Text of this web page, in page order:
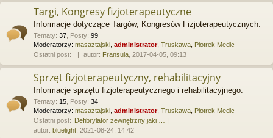
Targi, Kongresy fizjoterapeutyczne
Informacje dotyczące Targów, Kongresów Fizjoterapeutycznych.
Tematy: 37 Posty: 99
Moderatorzy: masaztajski administrator, Truskawa Piotrek Medic
Ostatni post:
autor: Fransuła , 2017-04-05, 09:13
Sprzęt fizjoterapeutyczny, rehabilitacyjny
Informacje sprzętu fizjoterapeutycznego i rehabilitacyjnego.
Tematy: 15 Posty: 34
Moderatorzy: masaztajski administrator, Truskawa Piotrek Medic
Ostatni post: Defibrylator zewnętrzny jaki …
autor: bluelight , 2021-08-24, 14:42